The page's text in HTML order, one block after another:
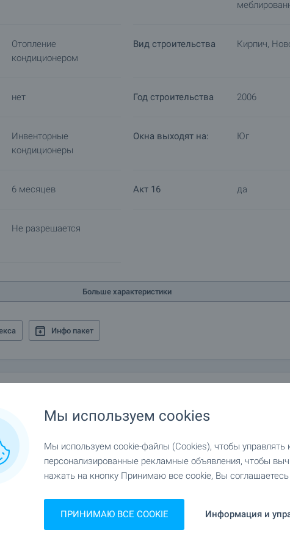
Отопление
кондиционером
Вид строительства Кирпич,
нет Год строительства 2006
Инвенторные
кондиционеры
Окна выходят на: Юг
6 месяцев Акт 16 да
Не разрешается
Больше характеристики
Инфо пакет
Мы используем cookies
Мы используем cookie-файлы (Cookies), чтобы управлять
персонализированные рекламные объявления, чтобы
нажать на кнопку Принимаю все cookie, Вы
ПРИНИМАЮ ВСЕ COOKIE Информация и